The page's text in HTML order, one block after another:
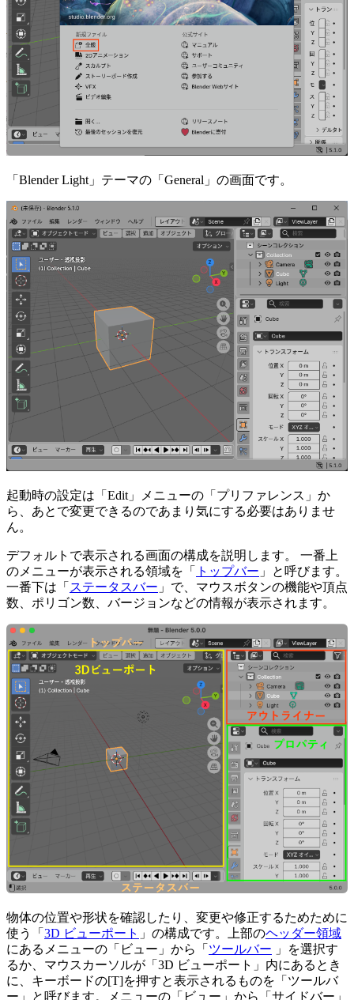
「Blender Light」テーマの「General」の画面です。
起動時の設定は「Edit」メニューの「プリファレンス」か
ら、あとで変更できるのであまり気にする必要はありませ
ん。
デフォルトで表示される画面の構成を説明します。 一番上
のメニューが表示される領域を「
トップバー 」と呼びます。
一番下は「 ステータスバー 」で、マウスボタンの機能や頂点
数、ポリゴン数、バージョンなどの情報が表示されます。
物体の位置や形状を確認したり、変更や修正するためために
使う「 3D ビューポート 」の構成です。上部のヘッダー領域
にあるメニューの「ビュー」から「 ツールバー 」を選択す
るか、マウスカーソルが「3D ビューポート」内にあるとき
に、キーボードの[T]を押すと表示されるものを「ツールバ
ー」と呼びます。メニューの「ビュー」から「サイドバー」